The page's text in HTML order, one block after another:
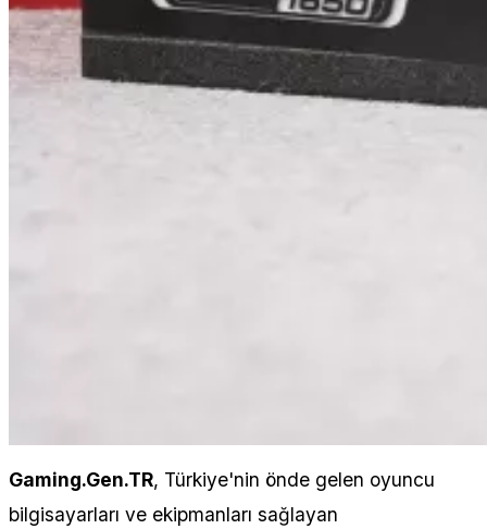
Gaming.Gen.TR, Türkiye'nin önde gelen oyuncu
bilgisayarları ve ekipmanları sağlayan